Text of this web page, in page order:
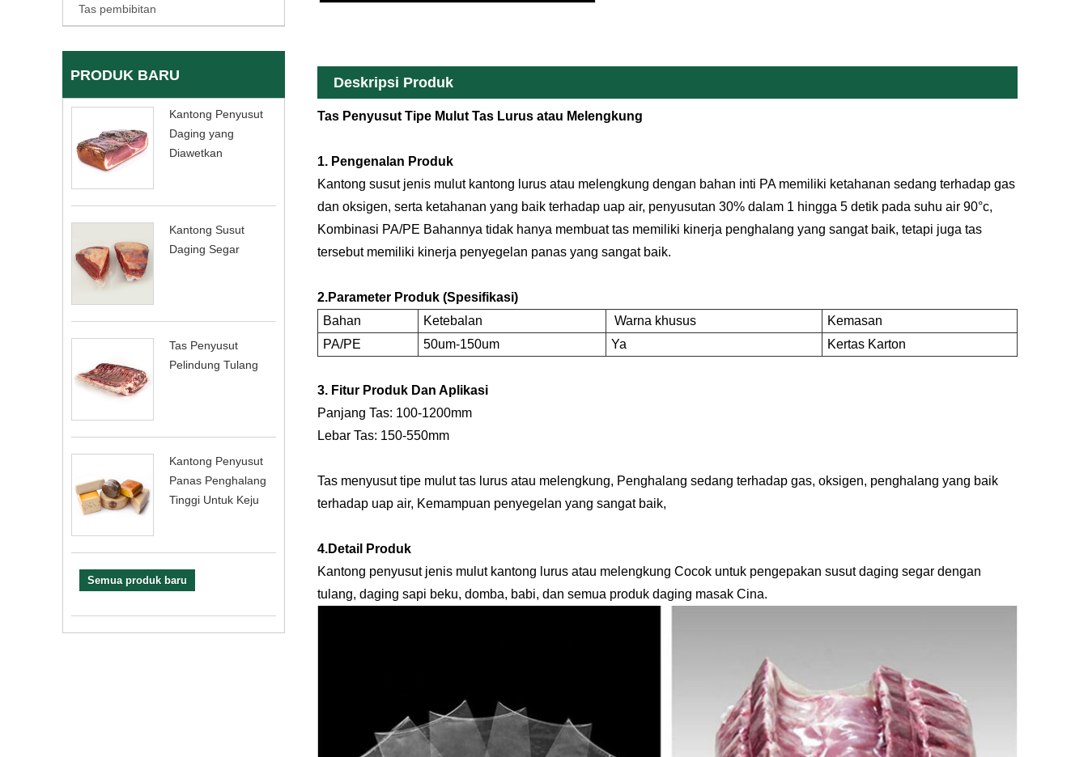
Tas pembibitan
PRODUK BARU
Kantong Penyusut
Daging yang
Diawetkan
Kantong Susut
Daging Segar
Tas Penyusut
Pelindung Tulang
Kantong Penyusut
Panas Penghalang
Tinggi Untuk Keju
Semua produk baru
Deskripsi Produk
Tas Penyusut Tipe Mulut Tas Lurus atau Melengkung
1. Pengenalan Produk
Kantong susut jenis mulut kantong lurus atau melengkung dengan bahan inti PA memiliki ketahanan sedang terhadap gas
dan oksigen, serta ketahanan yang baik terhadap uap air, penyusutan 30% dalam 1 hingga 5 detik pada suhu air 90°c,
Kombinasi PA/PE Bahannya tidak hanya membuat tas memiliki kinerja penghalang yang sangat baik, tetapi juga tas
tersebut memiliki kinerja penyegelan panas yang sangat baik.
2.Parameter Produk (Spesifikasi)
Bahan
Ketebalan Warna khusus
Kemasan
PA/PE
50um-150um Ya Kertas Karton
3. Fitur Produk Dan Aplikasi
Panjang Tas: 100-1200mm
Lebar Tas: 150-550mm
Tas menyusut tipe mulut tas lurus atau melengkung, Penghalang sedang terhadap gas, oksigen, penghalang yang baik
terhadap uap air, Kemampuan penyegelan yang sangat baik,
4.Detail Produk
Kantong penyusut jenis mulut kantong lurus atau melengkung Cocok untuk pengepakan susut daging segar dengan
tulang, daging sapi beku, domba, babi, dan semua produk daging masak Cina.